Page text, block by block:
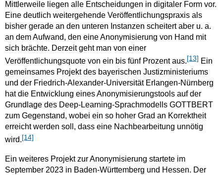
Mittlerweile liegen alle Entscheidungen in digitaler Form vor.
Eine deutlich weitergehende Veröffentlichungspraxis als
bisher gerade an den unteren Instanzen scheitert aber u. a.
an dem Aufwand, den eine Anonymisierung von Hand mit
sich brächte. Derzeit geht man von einer
Veröffentlichungsquote von ein bis fünf Prozent aus. [13] Ein
gemeinsames Projekt des bayerischen Justizministeriums
und der Friedrich-Alexander-Universität Erlangen-Nürnberg
hat die Entwicklung eines Anonymisierungstools auf der
Grundlage des Deep-Learning-Sprachmodells GOTTBERT
zum Gegenstand, wobei ein so hoher Grad an Korrektheit
erreicht werden soll, dass eine Nachbearbeitung unnötig
wird.[14]
Ein weiteres Projekt zur Anonymisierung startete im
September 2023 in Baden-Württemberg und Hessen. Der